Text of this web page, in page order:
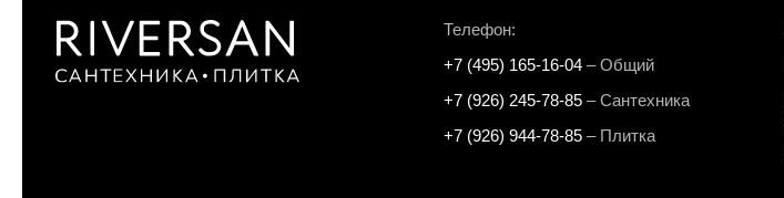
Телефон:
+7 (495) 165-16-04– Общий
+7 (926) 245-78-85– Сантехника
+7 (926) 944-78-85– Плитка